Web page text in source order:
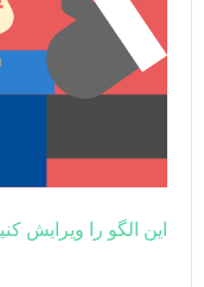
این الگو را ویرایش کنید